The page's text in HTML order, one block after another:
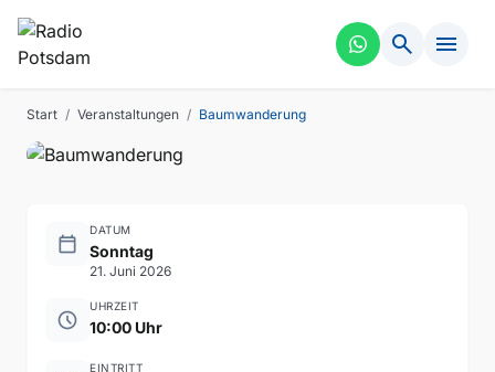
search menu
Start / Veranstaltungen / Baumwanderung
FÜHRUNG
Baumwanderung
calendar_today
DATUM
Sonntag
21. Juni 2026
schedule
UHRZEIT
10:00 Uhr
EINTRITT